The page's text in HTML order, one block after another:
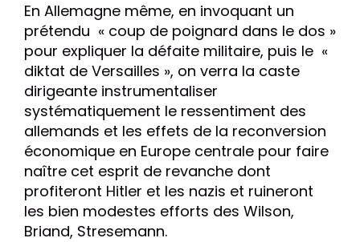
En Allemagne même, en invoquant un
prétendu « coup de poignard dans le dos »
pour expliquer la défaite militaire, puis le «
diktat de Versailles », on verra la caste
dirigeante instrumentaliser
systématiquement le ressentiment des
allemands et les effets de la reconversion
économique en Europe centrale pour faire
naître cet esprit de revanche dont
profiteront Hitler et les nazis et ruineront
les bien modestes efforts des Wilson,
Briand, Stresemann.